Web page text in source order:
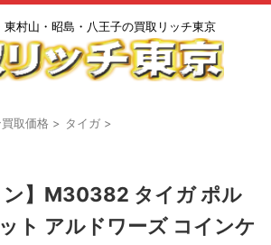
東村山・昭島・八王子の買取リッチ東京
取価格 > タイガ >
ン】M30382 タイガ ポル
ト アルドワーズ コインケ